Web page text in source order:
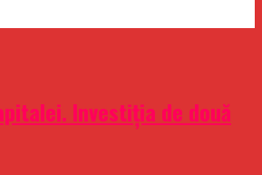
Investiția de două